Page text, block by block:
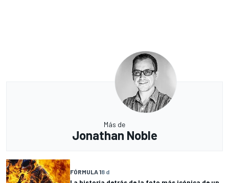
Más de
Jonathan Noble
FÓRMULA 18 d